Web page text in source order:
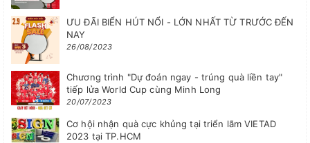
ƯU ĐÃI BIỂN HÚT NỔI - LỚN NHẤT TỪ TRƯỚC ĐẾN
NAY
26/08/2023
Chương trình "Dự đoán ngay - trúng quà liền tay"
tiếp lửa World Cup cùng Minh Long
20/07/2023
Cơ hội nhận quà cực khủng tại triển lãm VIETAD
2023 tại TP.HCM